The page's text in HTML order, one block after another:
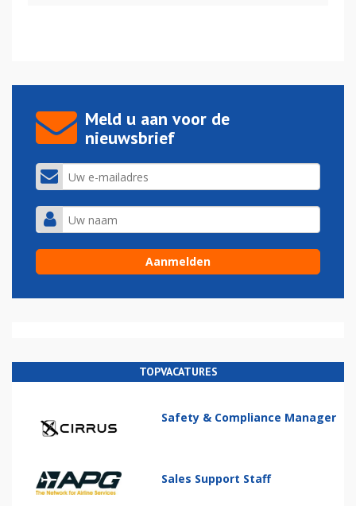
Meld u aan voor de
nieuwsbrief
TOPVACATURES
Safety & Compliance Manager
Sales Support Staff